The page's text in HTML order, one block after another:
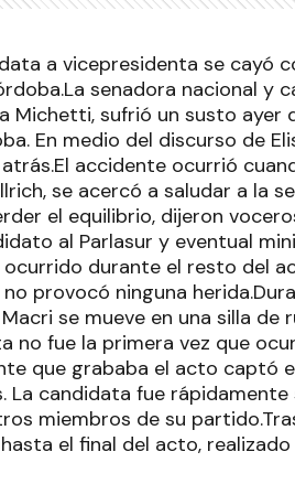
a vicepresidenta se cayó
senadora nacional y
Michetti, sufrió un susto
En medio del discurso de
accidente ocurrió
se acercó a saludar a la
el equilibrio, dijeron
al Parlasur y eventual
durante el resto del
provocó ninguna
se mueve en una silla de
no fue la primera vez que
que grababa el acto captó
La candidata fue
miembros de su
el final del acto,